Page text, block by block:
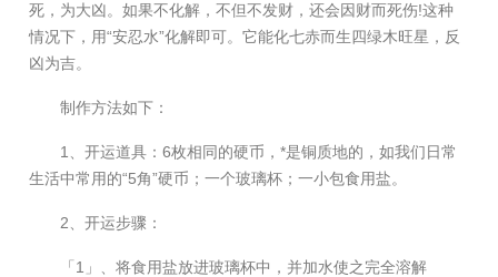
死，为大凶。如果不化解，不但不发财，还会因财而死伤!这种
情况下，用“安忍水”化解即可。它能化七赤而生四绿木旺星，反
凶为吉。
制作方法如下：
1、开运道具：6枚相同的硬币，*是铜质地的，如我们日常
生活中常用的“5角”硬币；一个玻璃杯；一小包食用盐。
2、开运步骤：
「1」、将食用盐放进玻璃杯中，并加水使之完全溶解